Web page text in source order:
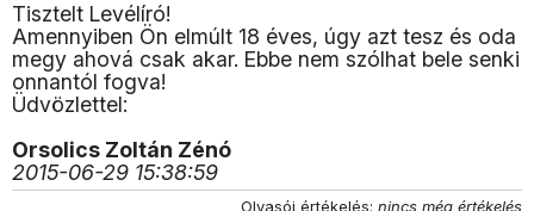
Tisztelt Levélíró!
Amennyiben Ön elmúlt 18 éves, úgy azt tesz és oda
megy ahová csak akar. Ebbe nem szólhat bele senki
onnantól fogva!
Üdvözlettel:
Orsolics Zoltán Zénó
2015-06-29 15:38:59
Olvasói értékelés: nincs még értékelés